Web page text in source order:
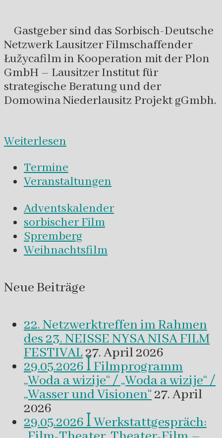
Gastgeber sind das Sorbisch-Deutsche
Netzwerk Lausitzer Filmschaffender
Łužycafilm in Kooperation mit der Plon
GmbH – Lausitzer Institut für
strategische Beratung und der
Domowina Niederlausitz Projekt gGmbh.
Weiterlesen
Termine
Veranstaltungen
Adventskalender
sorbischer Film
Spremberg
Weihnachtsfilm
Neue Beiträge
22. Netzwerktreffen im Rahmen
des 23. NEISSE NYSA NISA FILM
FESTIVAL27. April 2026
29.05.2026 ꟾ Filmprogramm
„Woda a wizije“ / „Woda a wizije“ /
„Wasser und Visionen“27. April
2026
29.05.2026 ꟾ Werkstattgespräch: